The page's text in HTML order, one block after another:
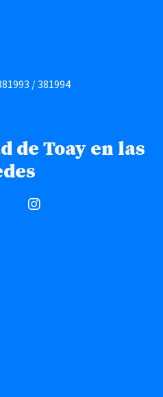
381991 / 381993 / 381994
de Toay en las